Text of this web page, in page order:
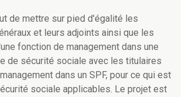
de mettre sur pied d'égalité les
et leurs adjoints ainsi que les
fonction de management dans une
de sécurité sociale avec les titulaires
dans un SPF, pour ce qui est
sociale applicables. Le projet est